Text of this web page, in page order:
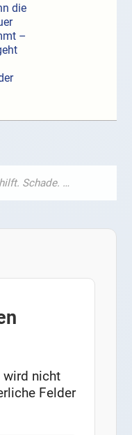
die
–
wird nicht
Felder